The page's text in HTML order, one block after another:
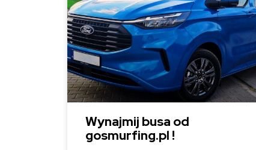
Wynajmij busa od
gosmurfing.pl !